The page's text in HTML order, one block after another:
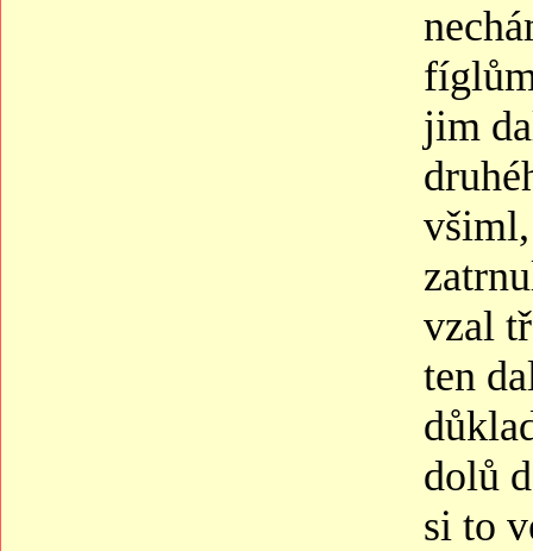
jim
vzal
ten
dolů
si to